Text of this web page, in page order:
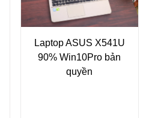
Laptop ASUS X541U
90% Win10Pro bản
quyền